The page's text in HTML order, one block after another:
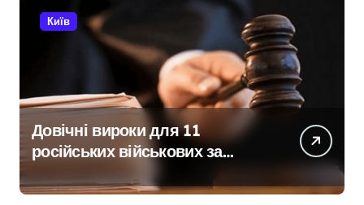
Київ
Довічні вироки для 11
російських військових за
Київщині